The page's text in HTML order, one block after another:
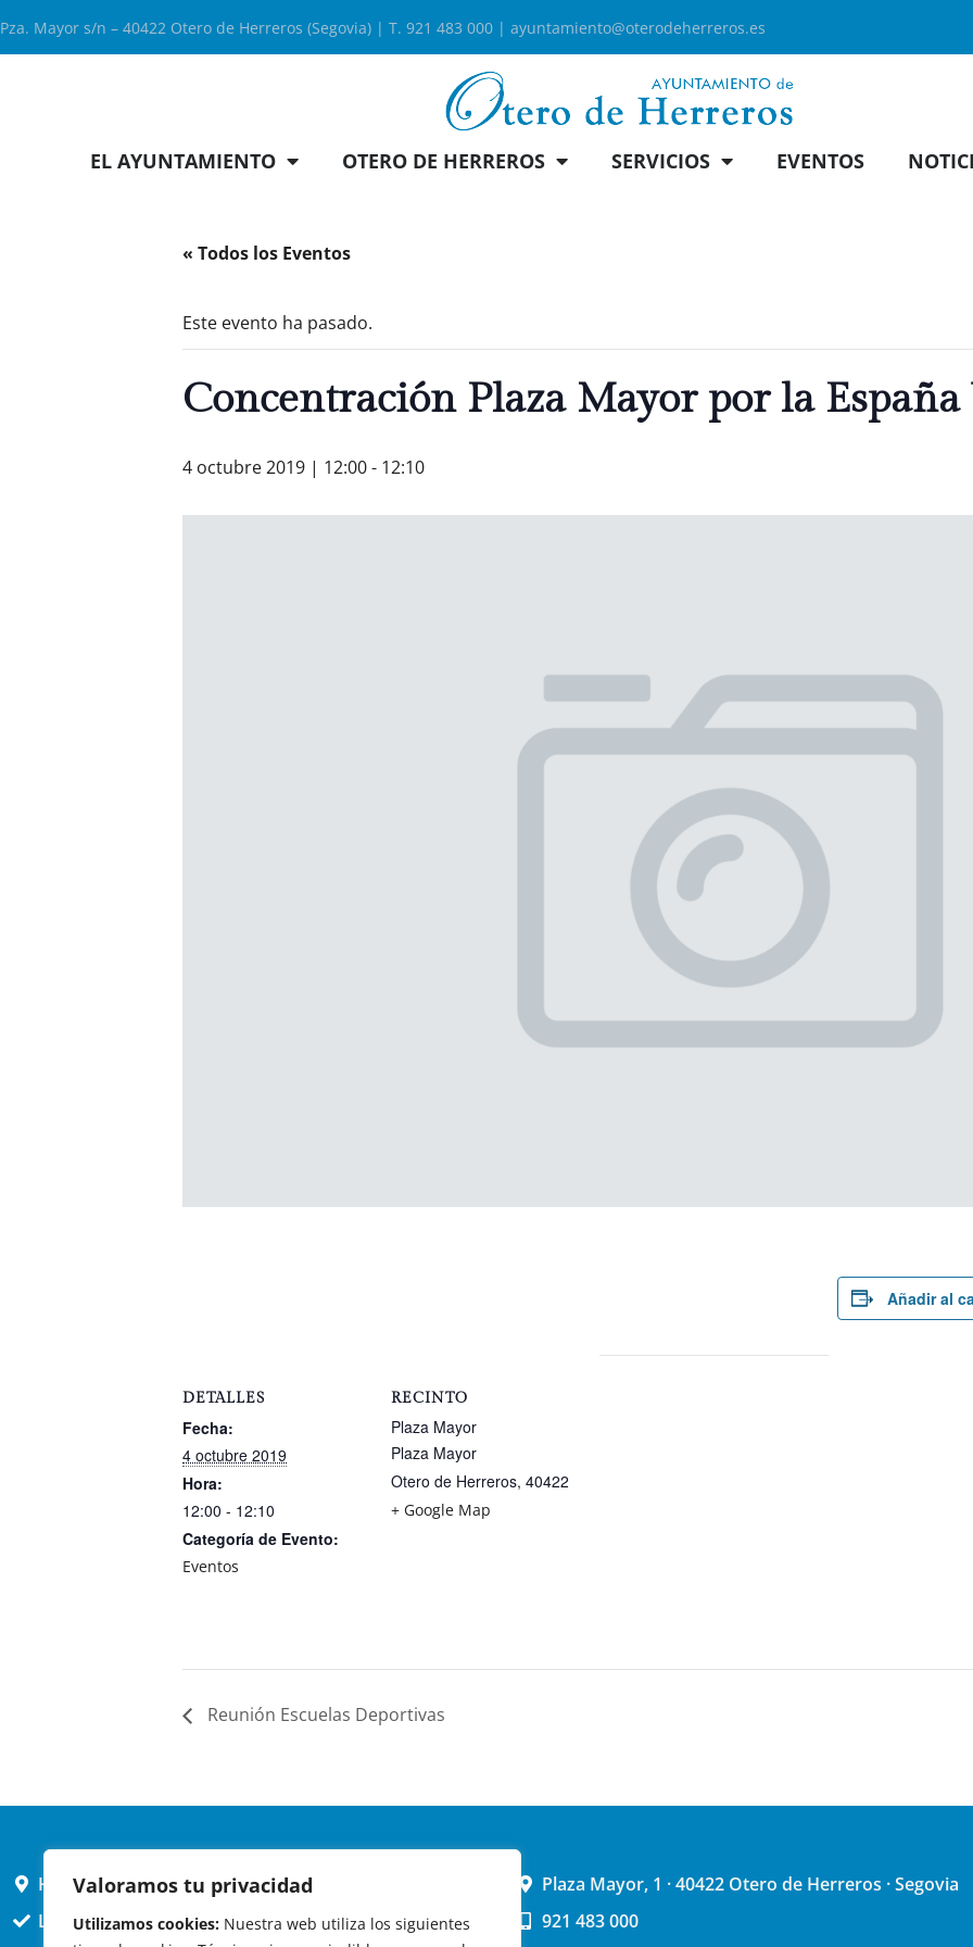
Valoramos tu privacidad
Utilizamos cookies: Nuestra web utiliza los siguientes
Pza. Mayor s/n – 40422 Otero de Herreros (Segovia) | T. 921 483 000 | ayuntamiento@oterodeherreros.es
EL AYUNTAMIENTO OTERO DE HERREROS SERVICIOS EVENTOS
« Todos los Eventos
Este evento ha pasado.
Concentración Plaza Mayor por la España
4 octubre 2019 | 12:00- 12:10
Añadir al
DETALLES
Fecha:
4 octubre 2019
Hora:
12:00 - 12:10
Categoría de Evento:
Eventos
RECINTO
Plaza Mayor
Plaza Mayor
Otero de Herreros, 40422
+ Google Map
Reunión Escuelas Deportivas
HORARIO AYUNTAMIENTO
L,X,J,V 9 a 14h
Plaza Mayor, 1 · 40422 Otero de Herreros · Segovia
921 483 000